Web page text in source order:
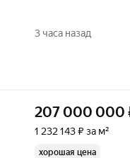
3 часа назад
207 000 000
1 232 143 ₽ за м²
хорошая цена